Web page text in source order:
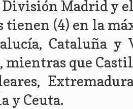
Madrid y el
tienen (4) en la
Cataluña y
mientras que
y Ceuta.